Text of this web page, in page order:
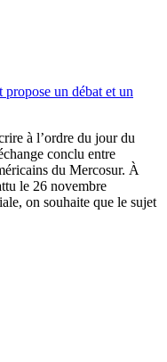
un débat et un
à l’ordre du jour du
conclu entre
du Mercosur. À
le 26 novembre
on souhaite que le sujet